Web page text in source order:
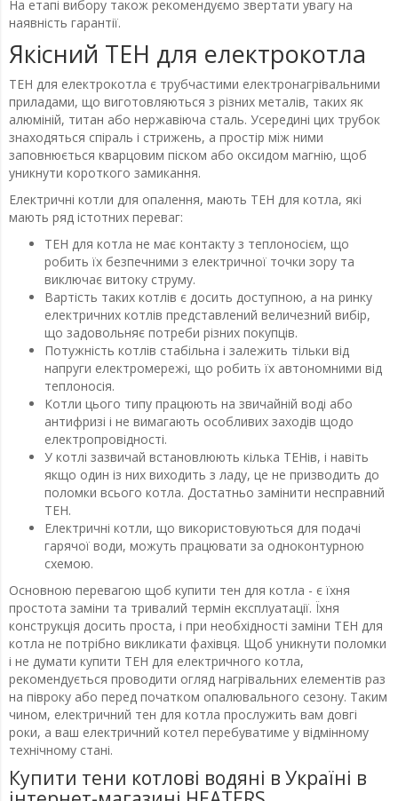
На етапі вибору також рекомендуємо звертати увагу на
наявність гарантії.
Якісний ТЕН для електрокотла
ТЕН для електрокотла є трубчастими електронагрівальними
приладами, що виготовляються з різних металів, таких як
алюміній, титан або нержавіюча сталь. Усередині цих трубок
знаходяться спіраль і стрижень, а простір між ними
заповнюється кварцовим піском або оксидом магнію, щоб
уникнути короткого замикання.
Електричні котли для опалення, мають ТЕН для котла, які
мають ряд істотних переваг:
ТЕН для котла не має контакту з теплоносієм, що
робить їх безпечними з електричної точки зору та
виключає витоку струму.
Вартість таких котлів є досить доступною, а на ринку
електричних котлів представлений величезний вибір,
що задовольняє потреби різних покупців.
Потужність котлів стабільна і залежить тільки від
напруги електромережі, що робить їх автономними від
теплоносія.
Котли цього типу працюють на звичайній воді або
антифризі і не вимагають особливих заходів щодо
електропровідності.
У котлі зазвичай встановлюють кілька ТЕНів, і навіть
якщо один із них виходить з ладу, це не призводить до
поломки всього котла. Достатньо замінити несправний
ТЕН.
Електричні котли, що використовуються для подачі
гарячої води, можуть працювати за одноконтурною
схемою.
Основною перевагою щоб купити тен для котла - є їхня
простота заміни та тривалий термін експлуатації. Їхня
конструкція досить проста, і при необхідності заміни ТЕН для
котла не потрібно викликати фахівця. Щоб уникнути поломки
і не думати купити ТЕН для електричного котла,
рекомендується проводити огляд нагрівальних елементів раз
на півроку або перед початком опалювального сезону. Таким
чином, електричний тен для котла прослужить вам довгі
роки, а ваш електричний котел перебуватиме у відмінному
технічному стані.
Купити тени котлові водяні в Україні в